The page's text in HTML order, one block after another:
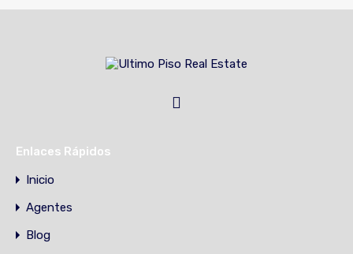
Enlaces Rápidos
Inicio
Agentes
Blog